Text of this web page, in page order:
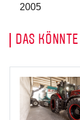
2005
DAS